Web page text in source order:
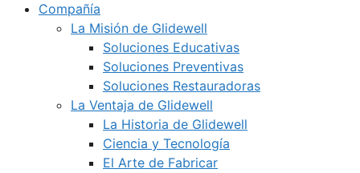
Compañía
La Misión de Glidewell
Soluciones Educativas
Soluciones Preventivas
Soluciones Restauradoras
La Ventaja de Glidewell
La Historia de Glidewell
Ciencia y Tecnología
El Arte de Fabricar